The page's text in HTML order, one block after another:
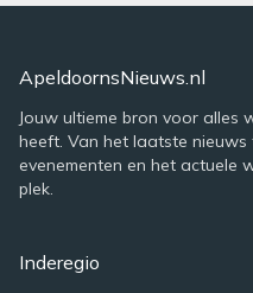
ApeldoornsNieuws.nl
Jouw ultieme bron voor alles
heeft. Van het laatste
evenementen en het actuele
plek.
Inderegio